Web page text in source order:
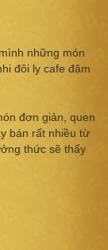
những món
đôi ly cafe đậm
đơn giản, quen
bán rất nhiều từ
thức sẽ thấy